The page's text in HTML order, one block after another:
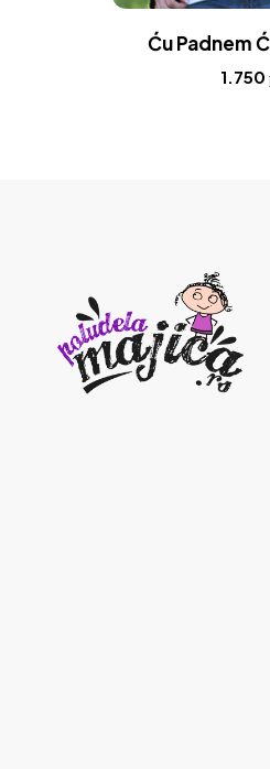
Ću Padnem
1.750